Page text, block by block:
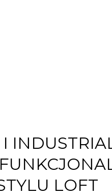
LOFT